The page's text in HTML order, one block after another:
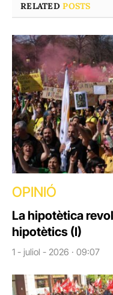
RELATEDPOSTS
OPINIÓ
La hipotètica
hipotètics (I)
1 - juliol - 2026 · 09:07